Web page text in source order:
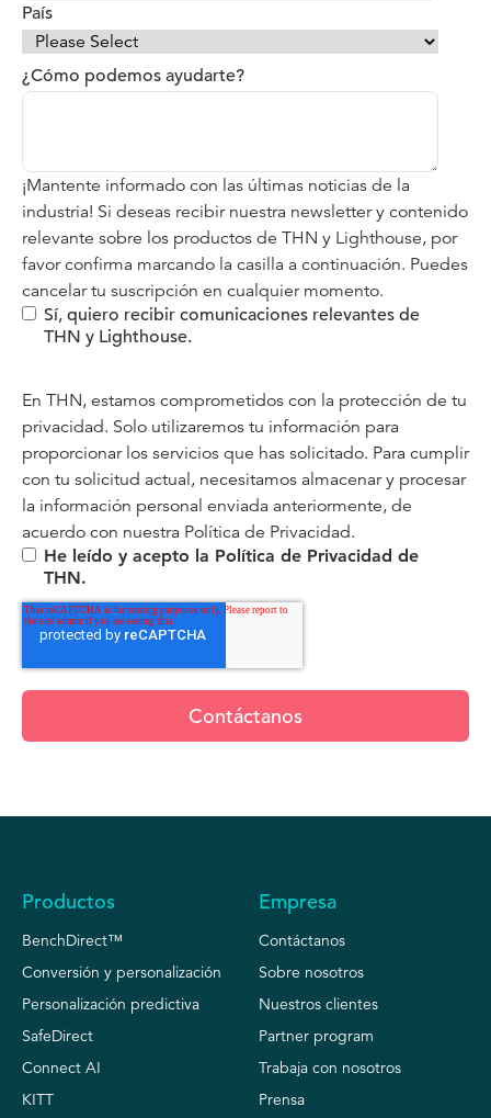
País
¿Cómo podemos ayudarte?
¡Mantente informado con las últimas noticias de la
industria! Si deseas recibir nuestra newsletter y contenido
relevante sobre los productos de THN y Lighthouse, por
favor confirma marcando la casilla a continuación. Puedes
cancelar tu suscripción en cualquier momento.
Sí, quiero recibir comunicaciones relevantes de
THN y Lighthouse.
En THN, estamos comprometidos con la protección de tu
privacidad. Solo utilizaremos tu información para
proporcionar los servicios que has solicitado. Para cumplir
con tu solicitud actual, necesitamos almacenar y procesar
la información personal enviada anteriormente, de
acuerdo con nuestra Política de Privacidad.
He leído y acepto la Política de Privacidad de
THN.
Productos
BenchDirect™
Conversión y personalización
Personalización predictiva
SafeDirect
Connect AI
KITT
Empresa
Contáctanos
Sobre nosotros
Nuestros clientes
Partner program
Trabaja con nosotros
Prensa